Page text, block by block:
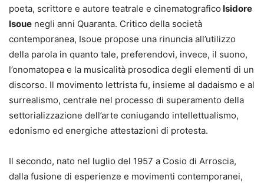
poeta, scrittore e autore teatrale e cinematografico Isidore
Isoue negli anni Quaranta. Critico della società
contemporanea, Isoue propose una rinuncia all’utilizzo
della parola in quanto tale, preferendovi, invece, il suono,
l’onomatopea e la musicalità prosodica degli elementi di un
discorso. Il movimento lettrista fu, insieme al dadaismo e al
surrealismo, centrale nel processo di superamento della
settorializzazione dell’arte coniugando intellettualismo,
edonismo ed energiche attestazioni di protesta.
Il secondo, nato nel luglio del 1957 a Cosio di Arroscia,
dalla fusione di esperienze e movimenti contemporanei,